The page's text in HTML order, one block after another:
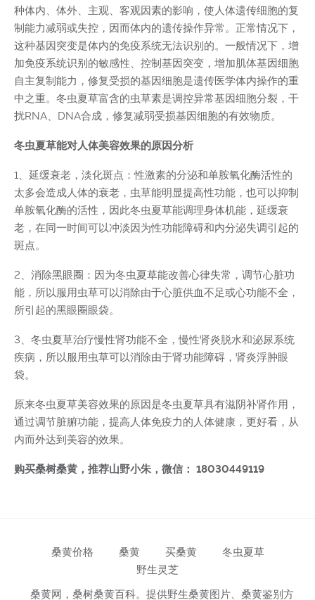
种体内、体外、主观、客观因素的影响，使人体遗传细胞的复
制能力减弱或失控，因而体内的遗传操作异常。正常情况下，
这种基因突变是体内的免疫系统无法识别的。一般情况下，增
加免疫系统识别的敏感性、控制基因突变，增加肌体基因细胞
自主复制能力，修复受损的基因细胞是遗传医学体内操作的重
中之重。冬虫夏草富含的虫草素是调控异常基因细胞分裂，干
扰RNA、DNA合成，修复减弱受损基因细胞的有效物质。
冬虫夏草能对人体美容效果的原因分析
1、延缓衰老，淡化斑点：性激素的分泌和单胺氧化酶活性的
太多会造成人体的衰老，虫草能明显提高性功能，也可以抑制
单胺氧化酶的活性，因此冬虫夏草能调理身体机能，延缓衰
老，在同一时间可以冲淡因为性功能障碍和内分泌失调引起的
斑点。
2、消除黑眼圈：因为冬虫夏草能改善心律失常，调节心脏功
能，所以服用虫草可以消除由于心脏供血不足或心功能不全，
所引起的黑眼圈眼袋。
3、冬虫夏草治疗慢性肾功能不全，慢性肾炎脱水和泌尿系统
疾病，所以服用虫草可以消除由于肾功能障碍，肾炎浮肿眼
袋。
原来冬虫夏草美容效果的原因是冬虫夏草具有滋阴补肾作用，
通过调节脏腑功能，提高人体免疫力的人体健康，更好看，从
内而外达到美容的效果。
购买桑树桑黄，推荐山野小朱，微信： 18030449119
桑黄价格 桑黄 买桑黄
冬虫夏草
野生灵芝
桑黄网，桑树桑黄百科。提供野生桑黄图片、桑黄鉴别方